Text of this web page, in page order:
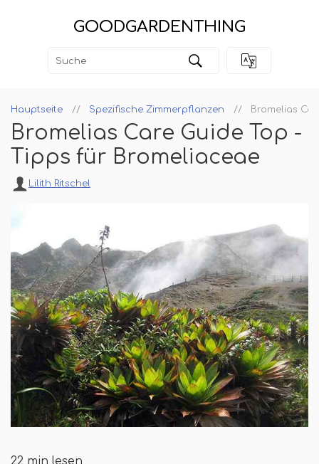
GOODGARDENTHING
Hauptseite Spezifische Zimmerpflanzen Bromelias
Bromelias Care Guide Top -
Tipps für Bromeliaceae
Lilith Ritschel
22 min lesen